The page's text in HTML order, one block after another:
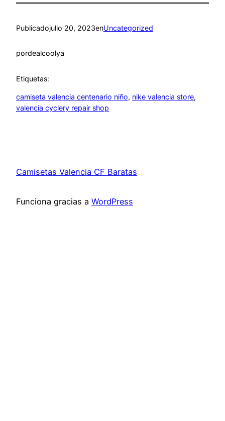
Publicadojulio 20, 2023enUncategorized
pordealcoolya
Etiquetas:
camiseta valencia centenario niño, nike valencia store
valencia cyclery repair shop
Camisetas Valencia CF Baratas
Funciona gracias a WordPress